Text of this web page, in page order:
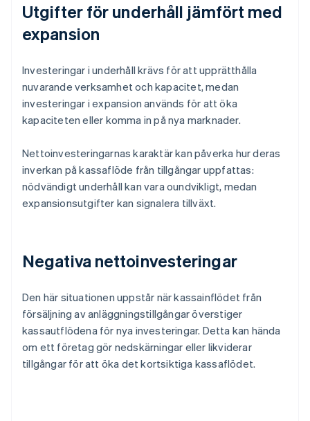
Utgifter för underhåll jämfört med
expansion
Investeringar i underhåll krävs för att upprätthålla
nuvarande verksamhet och kapacitet, medan
investeringar i expansion används för att öka
kapaciteten eller komma in på nya marknader.
Nettoinvesteringarnas karaktär kan påverka hur deras
inverkan på kassaflöde från tillgångar uppfattas:
nödvändigt underhåll kan vara oundvikligt, medan
expansionsutgifter kan signalera tillväxt.
Negativa nettoinvesteringar
Den här situationen uppstår när kassainflödet från
försäljning av anläggningstillgångar överstiger
kassautflödena för nya investeringar. Detta kan hända
om ett företag gör nedskärningar eller likviderar
tillgångar för att öka det kortsiktiga kassaflödet.